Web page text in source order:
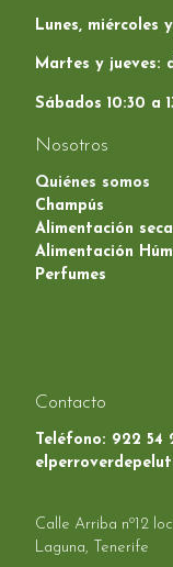
Lunes, miércoles
Martes y jueves:
Sábados 10:30 a
Nosotros
Quiénes somos
Champús
Alimentación seca
Alimentación
Perfumes
Contacto
Teléfono: 922 54
Calle Arriba nº12
Laguna, Tenerife